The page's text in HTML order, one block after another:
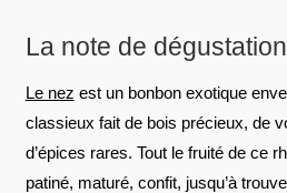
La note de
Le nez est un bonbon exotique
classieux fait de bois précieux, de
d’épices rares. Tout le fruité de ce
patiné, maturé, confit, jusqu’à